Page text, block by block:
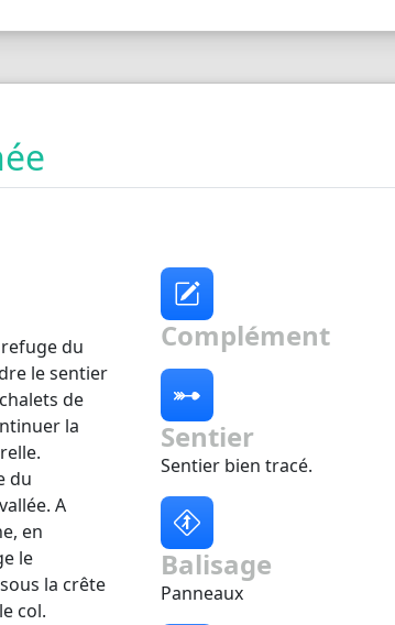
du
le sentier
de
la
du
A
en
le
la crête
col.
Complément
Sentier
Sentier bien tracé.
Balisage
Panneaux